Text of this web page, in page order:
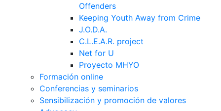
Offenders
Keeping Youth Away from Crime
J.O.D.A.
C.L.E.A.R. project
Net for U
Proyecto MHYO
Formación online
Conferencias y seminarios
Sensibilización y promoción de valores